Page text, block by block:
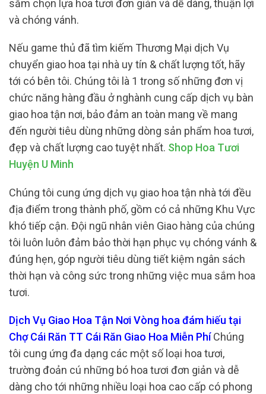
sắm chọn lựa hoa tươi đơn giản và dễ dàng, thuận lợi
và chóng vánh.
Nếu game thủ đã tìm kiếm Thương Mại dịch Vụ
chuyển giao hoa tại nhà uy tín & chất lượng tốt, hãy
tới có bên tôi. Chúng tôi là 1 trong số những đơn vị
chức năng hàng đầu ở nghành cung cấp dịch vụ bàn
giao hoa tận nơi, bảo đảm an toàn mang về mang
đến người tiêu dùng những dòng sản phẩm hoa tươi,
đẹp và chất lượng cao tuyệt nhất. Shop Hoa Tươi
Huyện U Minh
Chúng tôi cung ứng dịch vụ giao hoa tận nhà tới đều
địa điểm trong thành phố, gồm có cả những Khu Vực
khó tiếp cận. Đội ngũ nhân viên Giao hàng của chúng
tôi luôn luôn đảm bảo thời hạn phục vụ chóng vánh &
đúng hẹn, góp người tiêu dùng tiết kiệm ngân sách
thời hạn và công sức trong những việc mua sắm hoa
tươi.
Dịch Vụ Giao Hoa Tận Nơi Vòng hoa đám hiếu tại
Chợ Cái Răn TT Cái Răn Giao Hoa Miễn PhíChúng
tôi cung ứng đa dạng các một số loại hoa tươi,
trường đoản cú những bó hoa tươi đơn giản và dễ
dàng cho tới những nhiều loại hoa cao cấp có phong